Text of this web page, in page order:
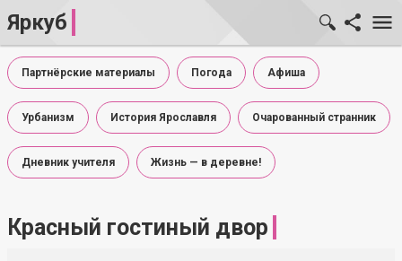
Яркуб
Партнёрские материалы Погода Афиша
Урбанизм История Ярославля Очарованный странник
Дневник учителя Жизнь — в деревне!
Красный гостиный двор